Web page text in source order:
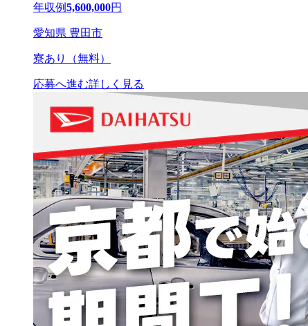
年収例5,600,000円
愛知県 豊田市
寮あり（無料）
応募へ進む詳しく見る